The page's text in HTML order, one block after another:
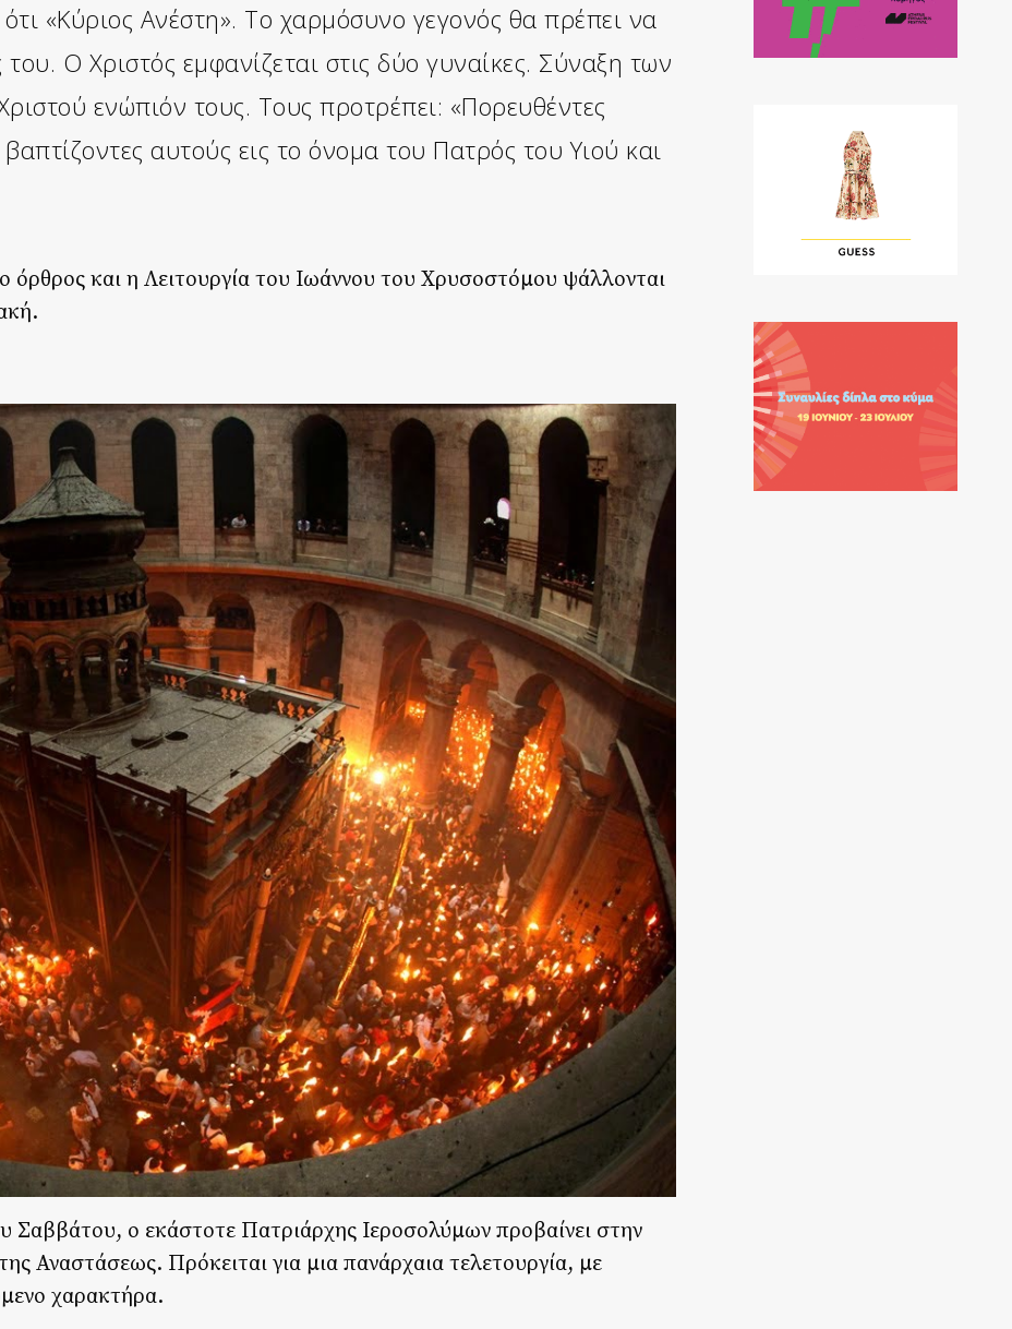
«Κύριος Ανέστη». Το χαρμόσυνο γεγονός θα πρέπει να
Ο Χριστός εμφανίζεται στις δύο γυναίκες. Σύναξη των
ενώπιόν τους. Τους προτρέπει: «Πορευθέντες
αυτούς εις το όνομα του Πατρός του Υιού και
και η Λειτουργία του Ιωάννου του Χρυσοστόμου ψάλλονται
Σαββάτου, ο εκάστοτε Πατριάρχης Ιεροσολύμων προβαίνει στην
Αναστάσεως. Πρόκειται για μια πανάρχαια τελετουργία, με
χαρακτήρα.